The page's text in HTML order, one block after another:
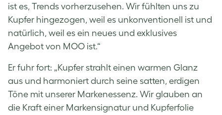
ist es, Trends vorherzusehen. Wir fühlten uns zu
Kupfer hingezogen, weil es unkonventionell ist und
natürlich, weil es ein neues und exklusives
Angebot von MOO ist.“
Er fuhr fort: „Kupfer strahlt einen warmen Glanz
aus und harmoniert durch seine satten, erdigen
Töne mit unserer Markenessenz. Wir glauben an
die Kraft einer Markensignatur und Kupferfolie